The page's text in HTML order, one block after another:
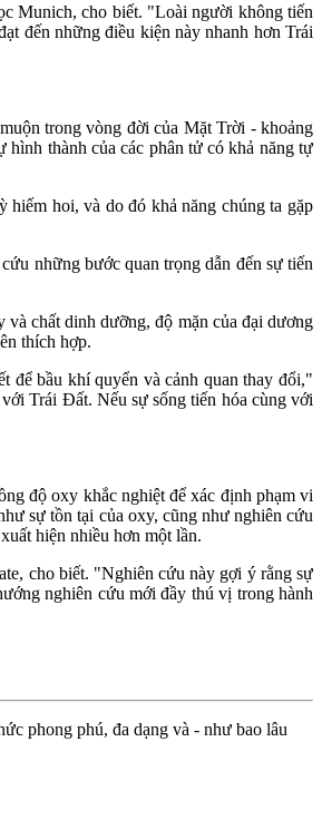
Munich, cho biết. "Loài người không tiến
đến những điều kiện này nhanh hơn Trái
trong vòng đời của Mặt Trời - khoảng
hình thành của các phân tử có khả năng tự
hiếm hoi, và do đó khả năng chúng ta gặp
những bước quan trọng dẫn đến sự tiến
chất dinh dưỡng, độ mặn của đại dương
thích hợp.
để bầu khí quyển và cảnh quan thay đổi,"
Trái Đất. Nếu sự sống tiến hóa cùng với
độ oxy khắc nghiệt để xác định phạm vi
sự tồn tại của oxy, cũng như nghiên cứu
hiện nhiều hơn một lần.
cho biết. "Nghiên cứu này gợi ý rằng sự
nghiên cứu mới đầy thú vị trong hành
phong phú, đa dạng và - như bao lâu